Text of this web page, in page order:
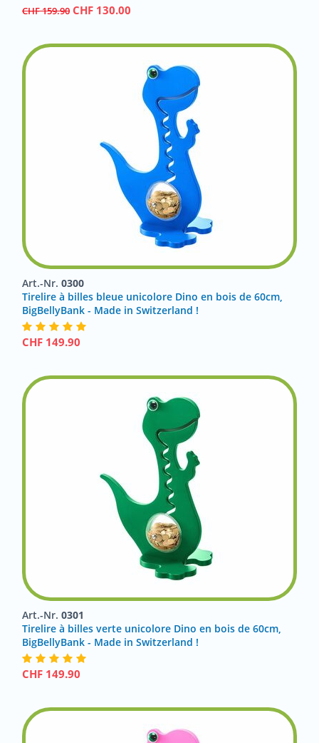
CHF159.90 CHF 130.00
Art.-Nr. 0300
Tirelire à billes bleue unicolore Dino en bois de 60cm,
BigBellyBank - Made in Switzerland !
CHF 149.90
Art.-Nr. 0301
Tirelire à billes verte unicolore Dino en bois de 60cm,
BigBellyBank - Made in Switzerland !
CHF 149.90